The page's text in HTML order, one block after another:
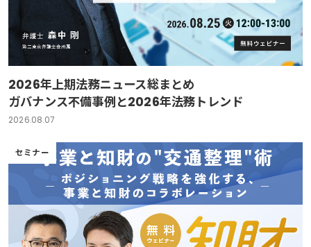
2026年上期法務ニュース総まとめ
ガバナンス不備事例と2026年法務トレンド
2026.08.07
セミナー